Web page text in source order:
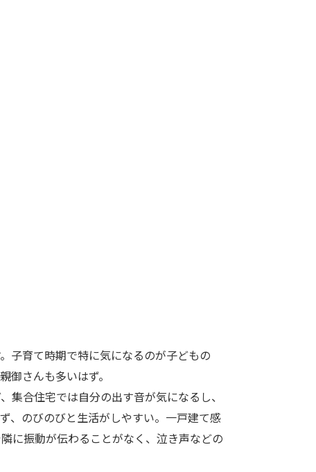
子育て時期で特に気になるのが子どもの
御さんも多いはず。
合住宅では自分の出す音が気になるし、
、のびのびと生活がしやすい。一戸建て感
に振動が伝わることがなく、泣き声などの